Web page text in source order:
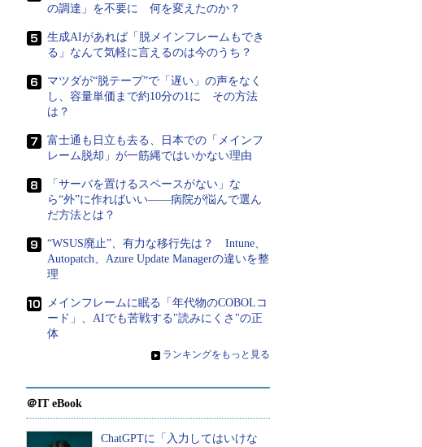
の調達」を不要に 何を変えたのか？
生成AIがあれば「脱メインフレームもでき
る」なんて気軽に言えるのは今のうち？
マツダが“脱テープ”で「遅い」の声をなく
し、容量単価まで約10分の1に その方法
は？
富士通も日立も去る、日本での「メインフ
レーム脱却」が一筋縄ではいかない理由
「サーバを置けるスペースがない」な
ら“外”に作ればいい――病院が悩んで選ん
だ方法とは？
“WSUS廃止”、有力な移行先は？ Intune、
Autopatch、Azure Update Managerの違いを整
理
メインフレームに眠る「年代物のCOBOLコ
ード」、AIでも苦戦する"読みにくさ"の正
体
» ランキングをもっと見る
＠IT eBook
ChatGPTに「入力してはいけな